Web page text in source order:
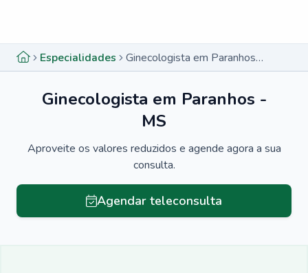
Especialidades Ginecologista em Paranhos - MS
Ginecologista em Paranhos -
MS
Aproveite os valores reduzidos e agende agora a sua
consulta.
Agendar teleconsulta